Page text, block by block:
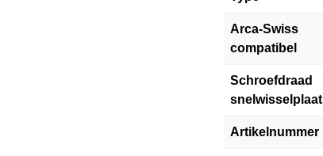
Arca-Swiss
compatibel
Schroefdraad
snelwisselplaat
Artikelnummer